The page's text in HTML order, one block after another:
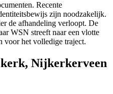
Recente
zijn noodzakelijk.
de afhandeling verloopt. De
WSN streeft naar een vlotte
voor het volledige traject.
Nijkerkerveen